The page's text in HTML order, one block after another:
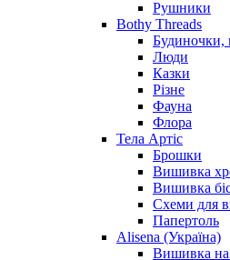
Рушники
Bothy Threads
Будиночки,
Люди
Казки
Різне
Фауна
Флора
Тела Артіс
Брошки
Вишивка
Вишивка
Схеми для
Папертоль
Alisena (Україна)
Вишивка на